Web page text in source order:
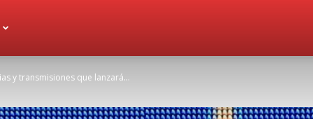
y transmisiones que lanzará...